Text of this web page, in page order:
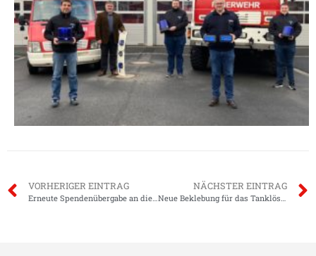
VORHERIGER EINTRAG NÄCHSTER EINTRAG